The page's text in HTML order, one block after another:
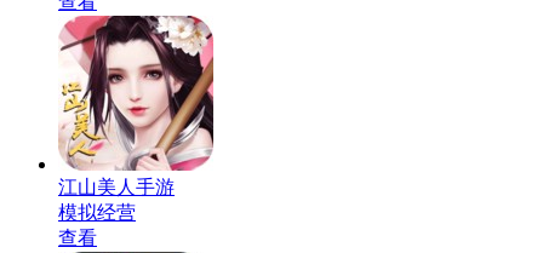
江山美人手游
模拟经营
查看